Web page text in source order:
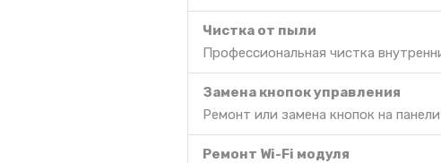
Чистка от пыли
Профессиональная чистка
Замена кнопок управления
Ремонт или замена кнопок на
Ремонт Wi-Fi модуля